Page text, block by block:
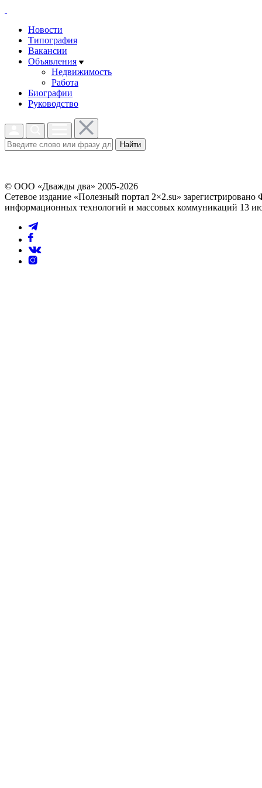
Новости
Типография
Вакансии
Объявления
Недвижимость
Работа
Биографии
Руководство
Найти
© ООО «Дважды два» 2005-2026
Сетевое издание «Полезный портал 2×2.su»
информационных технологий и массовых коммуникаций 13